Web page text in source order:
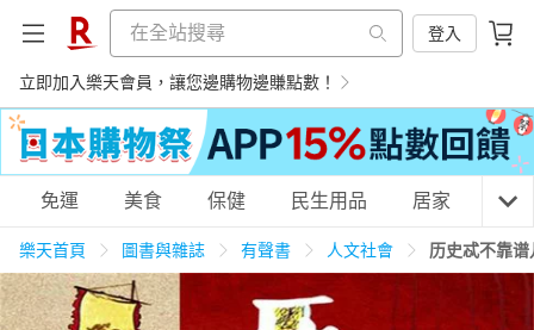
登入
立即加入樂天會員，讓您邊購物邊賺點數！
購物網分類
天天免運 美食蛋糕 養生保健
免運 美食 保健 民生用品 居家 3C
樂天首頁 圖書與雜誌 有聲書 人文社會 历史忒不靠